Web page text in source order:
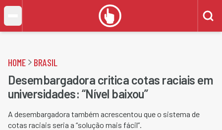
HOME BRASIL
Desembargadora critica cotas raciais em
universidades: “Nível baixou”
A desembargadora também acrescentou que o sistema de
cotas raciais seria a “solução mais fácil”.